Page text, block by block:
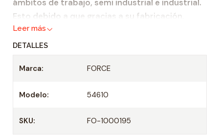
ámbitos de trabajo, semi industrial e industrial.
Esto debido a que gracias a su fabricación,
hecha bajo altos estándares de calidad, esta
herramienta garantiza fiabilidad y durabilidad.
Dado de acero reforzado Cromo Venadio.
Casquillo: 1/2"
Tamaño: E-10 mm.
Leer más
DETALLES
Marca: FORCE
Modelo: 54610
SKU: FO-1000195